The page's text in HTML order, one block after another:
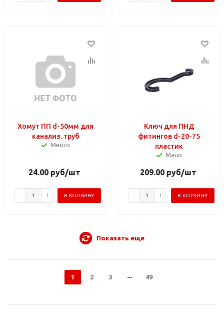
Хомут ПП d-50мм для
канализ. труб
Много
24.00 руб/шт
В КОРЗИНУ
Ключ для ПНД
фитингов d-20-75
пластик
Мало
209.00руб/шт
В КОРЗИНУ
Показать еще
1 2 3 49